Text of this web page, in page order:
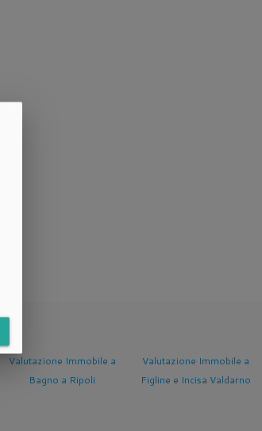
Valutazione Immobile a
Figline e Incisa Valdarno
Valutazione Immobile a
Fucecchio